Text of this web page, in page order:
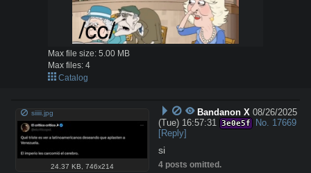
Max file size: 5.00 MB
Max files: 4
Catalog
siiiii.jpg
24.37 KB,746x214
Bandanon X 08/26/2025
(Tue) 16:57:31 3e0e5f No. 17669
[Reply]
si
4 posts omitted.